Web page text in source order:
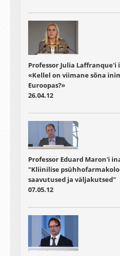
Professor Julia
«Kellel on viimane sõna
Euroopas?»
26.04.12
Professor Eduard Maron'i
"Kliinilise
saavutused ja väljakutsed"
07.05.12